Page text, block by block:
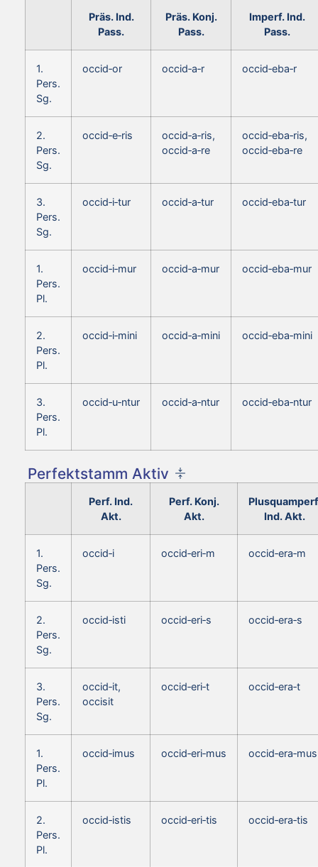
Präs. Ind.
Pass.
Präs. Konj.
Pass.
Imperf. Ind.
Pass.
1.
Pers.
Sg.
occid‑or occid‑a‑r occid‑eba‑r
2.
Pers.
Sg.
occid‑e‑ris
occid‑a‑ris,
occid‑a‑re
occid‑eba‑ris,
occid‑eba‑re
3.
Pers.
Sg.
occid‑i‑tur occid‑a‑tur occid‑eba‑tur
1.
Pers.
Pl.
occid‑i‑mur occid‑a‑mur occid‑eba‑mur
2.
Pers.
Pl.
occid‑i‑mini occid‑a‑mini occid‑eba‑mini
3.
Pers.
Pl.
occid‑u‑ntur occid‑a‑ntur occid‑eba‑ntur
Perfektstamm Aktiv
Perf. Ind.
Akt.
Perf. Konj.
Akt.
Ind. Akt.
1.
Pers.
Sg.
occid‑i occid‑eri‑m occid‑era‑m
2.
Pers.
Sg.
occid‑isti occid‑eri‑s occid‑era‑s
3.
Pers.
Sg.
occid‑it,
occisit
occid‑eri‑t occid‑era‑t
1.
Pers.
Pl.
occid‑imus occid‑eri‑mus occid‑era‑mus
2.
Pers.
Pl.
occid‑istis occid‑eri‑tis occid‑era‑tis